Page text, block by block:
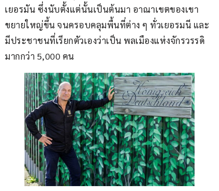
เยอรมัน ซึ่งนับตั้งแต่นั้นเป็นต้นมา อาณาเขตของเขา
ขยายใหญ่ขึ้น จนครอบคลุมพื้นที่ต่าง ๆ ทั่วเยอรมนี และ
มีประชาชนที่เรียกตัวเองว่าเป็น พลเมืองแห่งจักรวรรดิ
มากกว่า 5,000 คน